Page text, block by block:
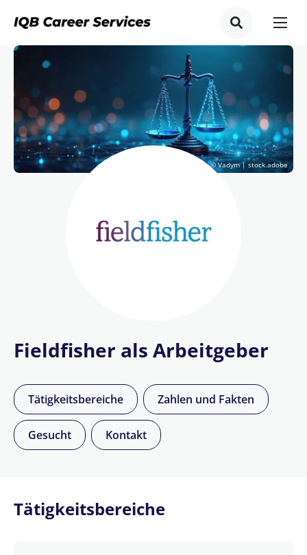
© Vadym | stock.adobe
Fieldfisher als Arbeitgeber
Tätigkeitsbereiche Zahlen und Fakten
Gesucht Kontakt
Tätigkeitsbereiche